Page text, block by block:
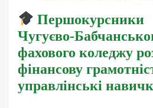
Першокурсники
фахового коледжу
фінансову
управлінські